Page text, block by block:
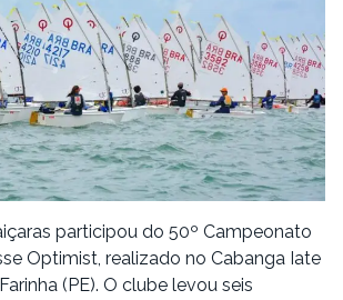
participou do 50º Campeonato
Optimist, realizado no Cabanga Iate
(PE). O clube levou seis